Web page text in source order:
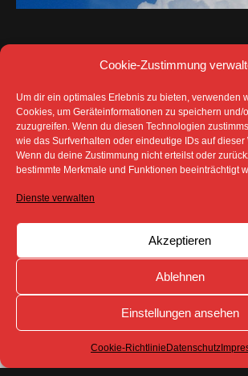
Cookie-Zustimmung
Um dir ein optimales Erlebnis zu bieten, verwenden
Cookies, um Geräteinformationen zu speichern und/
zuzugreifen. Wenn du diesen Technologien
wie das Surfverhalten oder eindeutige IDs auf
Wenn du deine Zustimmung nicht erteilst oder
bestimmte Merkmale und Funktionen beeinträchtigt
Dienste verwalten
Akzeptieren
Ablehnen
Einstellungen ansehen
Cookie-Richtlinie Datenschutz
DATENSCHUTZ
VERÖFFENTLICHTEN
SOFERN NICHT ANDERS
COPYRIGHT DES SPREEBOTE ONLINE
MIT ERLAUBNIS DER
VERÖFFENTLICHT.